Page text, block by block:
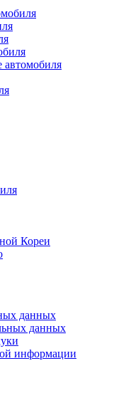
автомобиля
Кореи
данных
данных
информации